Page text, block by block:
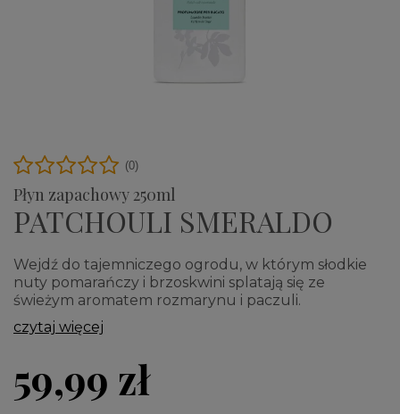
Płyn zapachowy 250ml
PATCHOULI SMERALDO
(0)
Wejdź do tajemniczego ogrodu, w którym słodkie
nuty pomarańczy i brzoskwini splatają się ze
świeżym aromatem rozmarynu i paczuli.
czytaj więcej
59,99 zł